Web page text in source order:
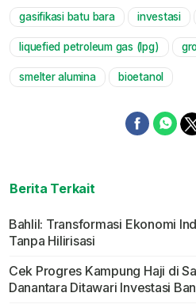
gasifikasi batu bara investasi
liquefied petroleum gas (lpg)
smelter alumina bioetanol
Berita Terkait
Bahlil: Transformasi Ekonomi
Tanpa Hilirisasi
Cek Progres Kampung Haji di
Danantara Ditawari Investasi